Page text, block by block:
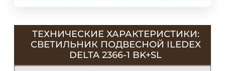
ТЕХНИЧЕСКИЕ ХАРАКТЕРИСТИКИ:
СВЕТИЛЬНИК ПОДВЕСНОЙ ILEDEX
DELTA 2366-1 BK+SL